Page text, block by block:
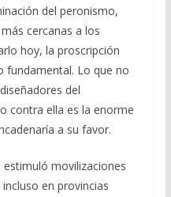
del peronismo,
cercanas a los
hoy, la proscripción
fundamental. Lo que no
del
contra ella es la enorme
a su favor.
movilizaciones
en provincias